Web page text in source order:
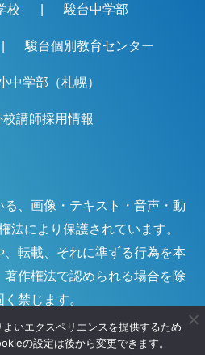
校 駿台中学部
駿台個別教育センター
中学部（札幌）
校講師採用情報
、画像・テキスト・音声・動
法により保護されています。
転載、それに準ずる行為を本
作権法で認められる場合を除
く禁じます。
いエクスペリエンスを提供するため
の設定は後から変更できます。